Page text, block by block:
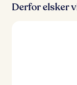
Derfor elsker